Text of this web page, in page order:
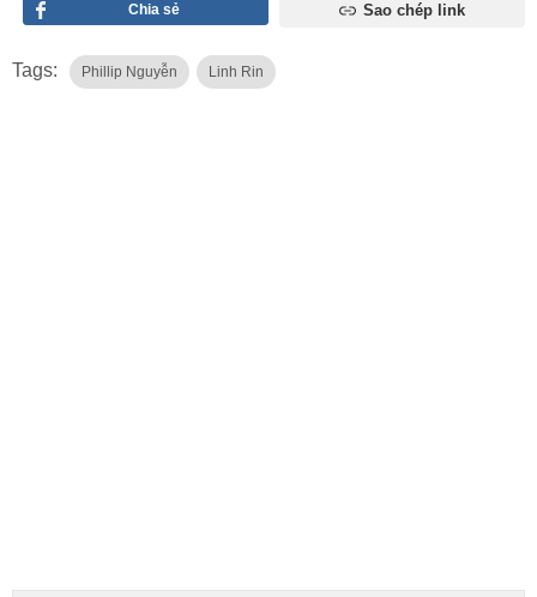
Chia sẻ Sao chép link
Tags: Phillip Nguyễn Linh Rin